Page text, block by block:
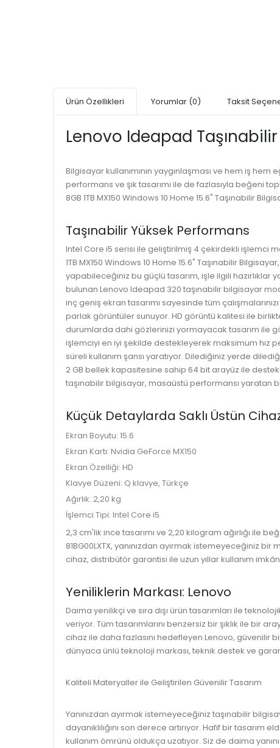
Ürün Özellikleri Yorumlar (0) Taksit
Lenovo Ideapad
Bilgisayar kullanımının yaygınlaşması ve hem iş
performans ve şık tasarımı ile de fazlasıyla beğeni
8GB 1TB MX150 Windows 10 Home 15.6" Taşınabilir
Taşınabilir Yüksek Performans
Intel Core i5 serisi ile geliştirilmiş 4 çekirdekli işlemci
1TB MX150 Windows 10 Home 15.6" Taşınabilir
yapabileceğiniz bu güçlü tasarım, işle ilgili
bulunan Lenovo Ideapad 320 taşınabilir bilgisayar
inç geniş ekran tasarımı sayesinde tüm
parlak görüntüler sunuyor. HD görüntü kalitesi ile
durumlarda dahi gözlerinizi yormayacak tasarım ile
işlemciyi en iyi şekilde destekleyerek maksimum hız
süreli kullanım şansı yaratıyor. Dilediğiniz yerde
2 GB bellek kapasitesine sahip 64 bit arayüz ile
taşınabilir bilgisayar, masaüstü performansı
Küçük Detaylarda Saklı Üstün
Ekran Boyutu: 15.6
Ekran Kartı: Nvidia GeForce MX150
Ekran Özelliği: HD
Klavye Düzeni: Q klavye, Türkçe
Ağırlık: 2,20 kg
İşlemci Tipi: Intel Core i5
2,3 cm'lik ince tasarımı ve 2,20 kilogram ağırlığı ile
81BG00LXTX, yanınızdan ayırmak istemeyeceğiniz
cihaz, distribütör garantisi ile uzun yıllar kullanım
Yeniliklerin Markası: Lenovo
Daima yenilikçi ve sıra dışı ürün tasarımları ile
veriyor. Tüm tasarımlarını benzersiz bir şıklık ile bir
cihaz ile daha fazlasını hedefleyen Lenovo, güvenilir
dünyaca ünlü teknoloji markası, teknik destek ve
Kaliteli Materyaller ile Geliştirilen Güvenilir Tasarım
Yanınızdan ayırmak istemeyeceğiniz taşınabilir
dayanıklılığını son derece artırıyor. Hafif bir
kullanım ömrünü oldukça uzatıyor. Siz de daima